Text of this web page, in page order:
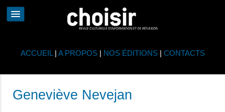
ACCUEIL | A PROPOS| NOS ÉDITIONS| CONTACTS
Geneviève Nevejan